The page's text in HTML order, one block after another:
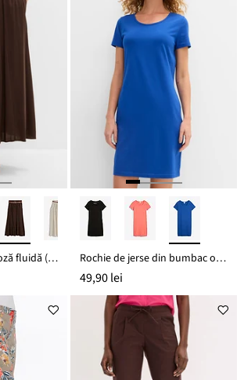
Fustă maxi din viscoză fluidă (set/ 2 piese) Rochie de jerse din bumbac organic cu stretch
49,90 lei